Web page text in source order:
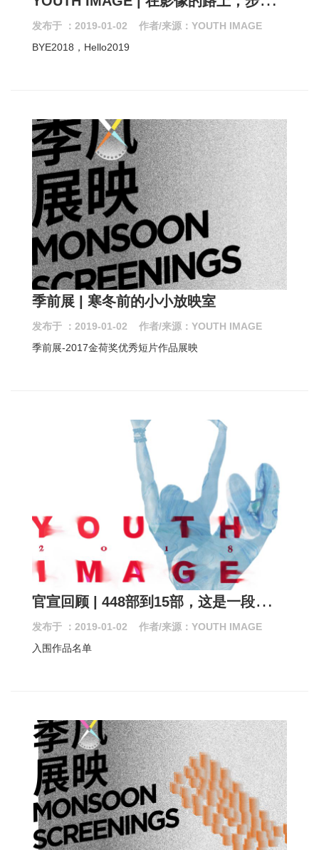
发布于 ：2019-01-02 作者/来源：YOUTH IMAGE
BYE2018，Hello2019
季前展 | 寒冬前的小小放映室
发布于 ：2019-01-02 作者/来源：YOUTH IMAGE
季前展-2017金荷奖优秀短片作品展映
官
宣回顾 | 448部到15部，这是一段复杂却又奇妙的过程
发布于 ：2019-01-02 作者/来源：YOUTH IMAGE
入围作品名单